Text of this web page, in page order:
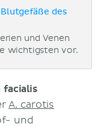
des
und Venen
wichtigsten vor.
A. carotis
und